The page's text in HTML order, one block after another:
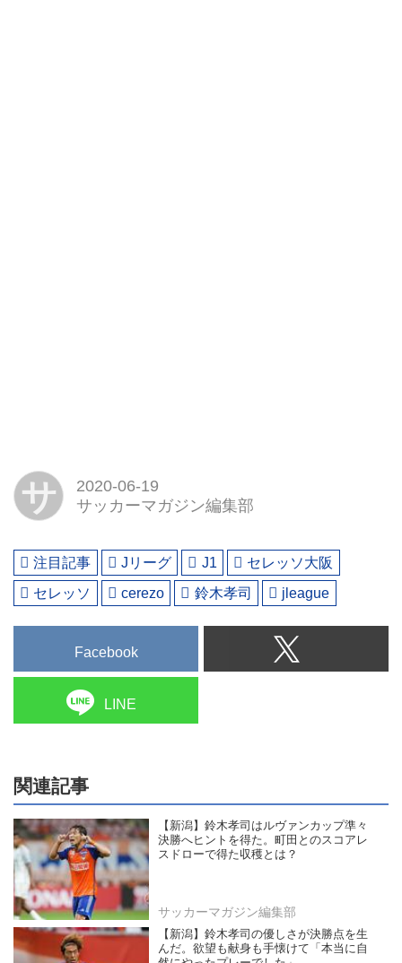
サ
2020-06-19
サッカーマガジン編集部
注目記事 Jリーグ J1
セレッソ大阪
セレッソ
cerezo 鈴木孝司 jleague
Facebook
LINE
関連記事
【新潟】鈴木孝司はルヴァンカップ準々
決勝へヒントを得た。町田とのスコアレ
スドローで得た収穫とは？
サッカーマガジン編集部
【新潟】鈴木孝司の優しさが決勝点を生
んだ。欲望も献身も手懐けて「本当に自